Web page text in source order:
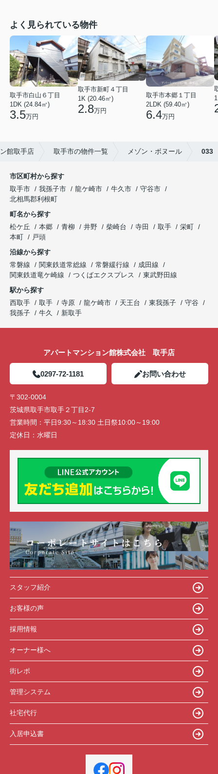
よく見られている物件
取手市白山６丁目
1DK (24.84㎡)
3.5万円
取手市新町４丁目
1K (20.46㎡)
2.8万円
取手市本郷１丁目
2LDK (59.40㎡)
6.4万円
館取手店 取手市の物件一覧 メゾン・ボヌール 033
市区町村から探す
取手市
我孫子市 龍ケ崎市 牛久市
守谷市
北相馬郡利根町
町名から探す
松ケ丘
本郷 青柳 井野 柴崎台 寺田 取手
栄町
本町
戸頭
沿線から探す
常磐線
関東鉄道常総線 常磐緩行線
成田線
関東鉄道竜ケ崎線
つくばエクスプレス
東武野田線
駅から探す
西取手
取手 寺原 龍ケ崎市 天王台 東我孫子
守谷
我孫子
牛久 新取手
アパートマンション館株式会社 取手店
0297-72-1181 お問い合わせ
〒302-0004
茨城県取手市取手２丁目2-7
営業時間： 平日9:30～18:30 土日祭10:00～19:00
定休日： 水曜日
スタッフ紹介
お客様の声
採用情報
オーナー様へ
街レポ
管理システム
社宅代行
入居申込書